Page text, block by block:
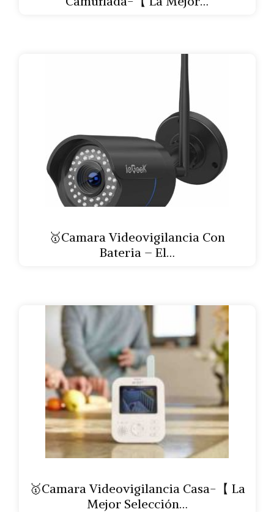
🥇Camara Videovigilancia Con
Bateria – El…
🥇Camara Videovigilancia Casa-【 La
Mejor Selección…